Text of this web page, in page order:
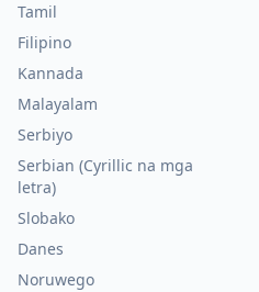
Tamil
Filipino
Kannada
Malayalam
Serbiyo
Serbian (Cyrillic na mga
letra)
Slobako
Danes
Noruwego